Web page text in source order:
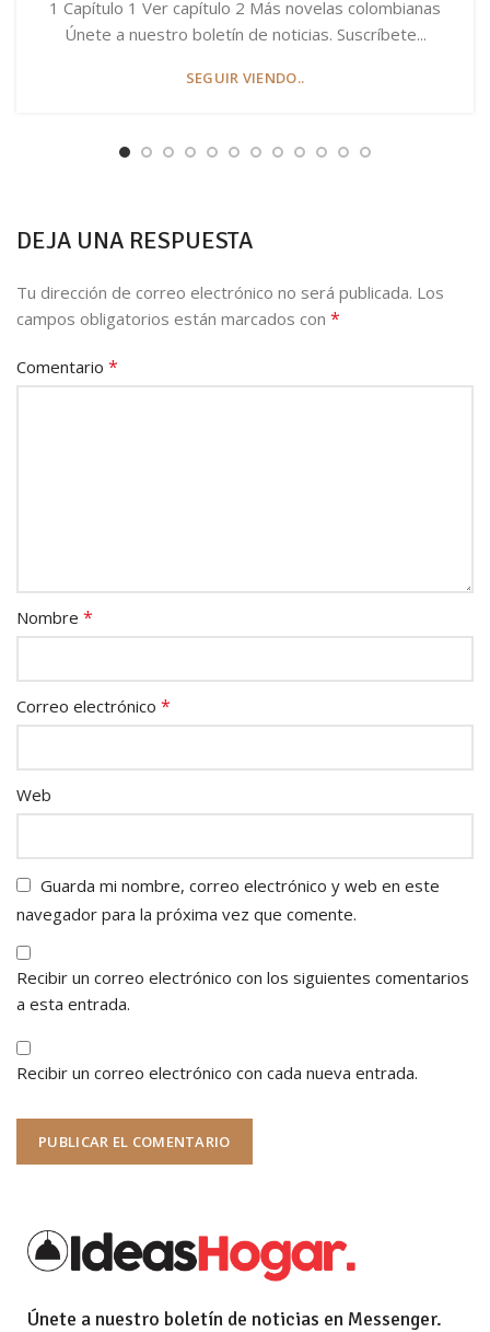
1 Capítulo 1 Ver capítulo 2 Más novelas colombianas
Únete a nuestro boletín de noticias. Suscríbete...
SEGUIR VIENDO..
DEJA UNA RESPUESTA
Tu dirección de correo electrónico no será publicada. Los
campos obligatorios están marcados con *
Comentario *
Nombre *
Correo electrónico *
Web
Guarda mi nombre, correo electrónico y web en este
navegador para la próxima vez que comente.
Recibir un correo electrónico con los siguientes comentarios
a esta entrada.
Recibir un correo electrónico con cada nueva entrada.
Únete a nuestro boletín de noticias en Messenger.